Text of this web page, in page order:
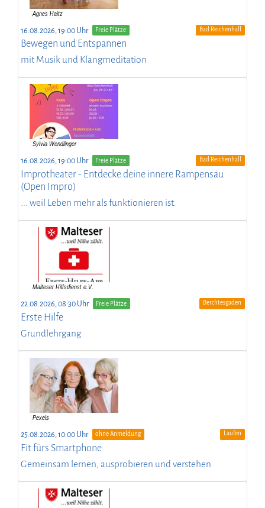
16.08.2026, 19:00 Uhr Freie Plätze Bad Reichenhall
Bewegen und Entspannen
mit Musik und Klangmeditation
16.08.2026, 19:00 Uhr Freie Plätze Bad Reichenhall
Improtheater - Entdecke deine innere Rampensau
(Open Impro)
... weil Leben mehr als funktionieren ist.
22.08.2026, 08:30 Uhr Freie Plätze Berchtesgaden
Erste Hilfe
Grundlehrgang
25.08.2026, 10:00 Uhr ohne Anmeldung Laufen
Fit fürs Smartphone
Gemeinsam lernen, ausprobieren und verstehen